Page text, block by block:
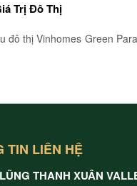
Trị Đô Thị
thị Vinhomes Green
TIN LIÊN HỆ
THANH XUÂN